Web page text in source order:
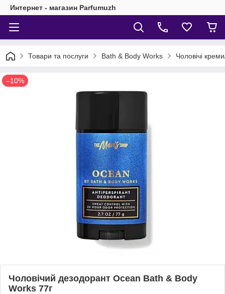
Интернет - магазин Parfumuzh
Товари та послуги Bath & Body Works Чоловічі
–10%
Чоловічий дезодорант Ocean Bath & Body
Works 77г